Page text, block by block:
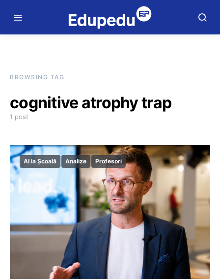
BROWSING TAG
cognitive atrophy trap
1 post
AI la Școală Analize Profesori